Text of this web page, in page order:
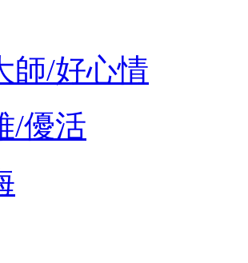
師/好心情
/優活